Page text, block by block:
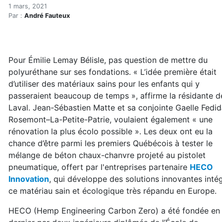
Accueil
Articles
Innovation : des murs et
1 mars, 2021
Par : André Fauteux
Pour Émilie Lemay Bélisle, pas question de mettre du
polyuréthane sur ses fondations. « L’idée première était
d’utiliser des matériaux sains pour les enfants qui y
passeraient beaucoup de temps », affirme la résidante
Laval. Jean-Sébastien Matte et sa conjointe Gaelle
Rosemont–La-Petite-Patrie, voulaient également « une
rénovation la plus écolo possible ». Les deux ont eu la
chance d’être parmi les premiers Québécois à tester le
mélange de béton chaux-chanvre projeté au pistolet
pneumatique, offert par l'entreprises partenaire HECO
Innovation, qui développe des solutions innovantes
ce matériau sain et écologique très répandu en Europe.
HECO (Hemp Engineering Carbon Zero) a été fondée en